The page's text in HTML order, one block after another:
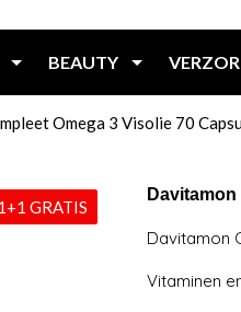
BEAUTY
Omega 3 Visolie 70
GRATIS
Davitamon
Vitaminen